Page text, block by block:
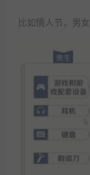
比如情人节，男